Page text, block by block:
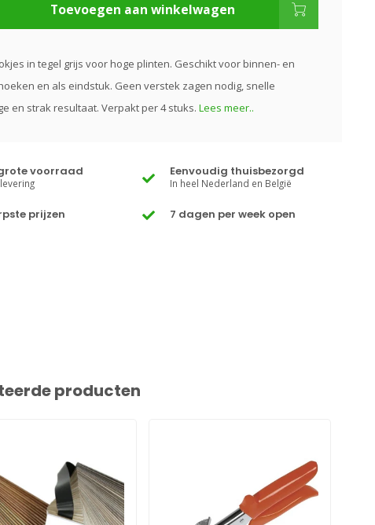
Toevoegen aan winkelwagen
in tegel grijs voor hoge plinten. Geschikt voor binnen- en
en als eindstuk. Geen verstek zagen nodig, snelle
en strak resultaat. Verpakt per 4 stuks. Lees meer..
voorraad Eenvoudig thuisbezorgd
In heel Nederland en België
prijzen 7 dagen per week open
producten